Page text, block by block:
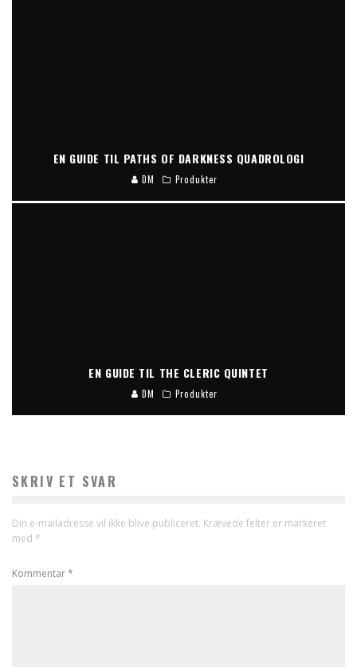
EN GUIDE TIL PATHS OF DARKNESS QUADROLOGI
DM Produkter
EN GUIDE TIL THE CLERIC QUINTET
DM Produkter
SKRIV ET SVAR
Din e-mailadresse vil ikke blive publiceret. Krævede felter er markeret
med *
Kommentar*